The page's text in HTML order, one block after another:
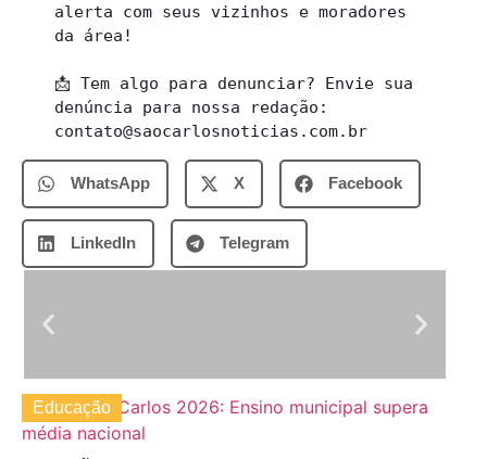
alerta com seus vizinhos e moradores
da área!
📩 Tem algo para denunciar? Envie sua
denúncia para nossa redação:
contato@saocarlosnoticias.com.br
WhatsApp X Facebook
LinkedIn Telegram
Educação